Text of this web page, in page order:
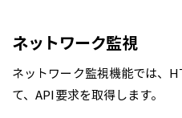
ネットワーク監視
ネットワーク監視機能では、
て、API要求を取得します。